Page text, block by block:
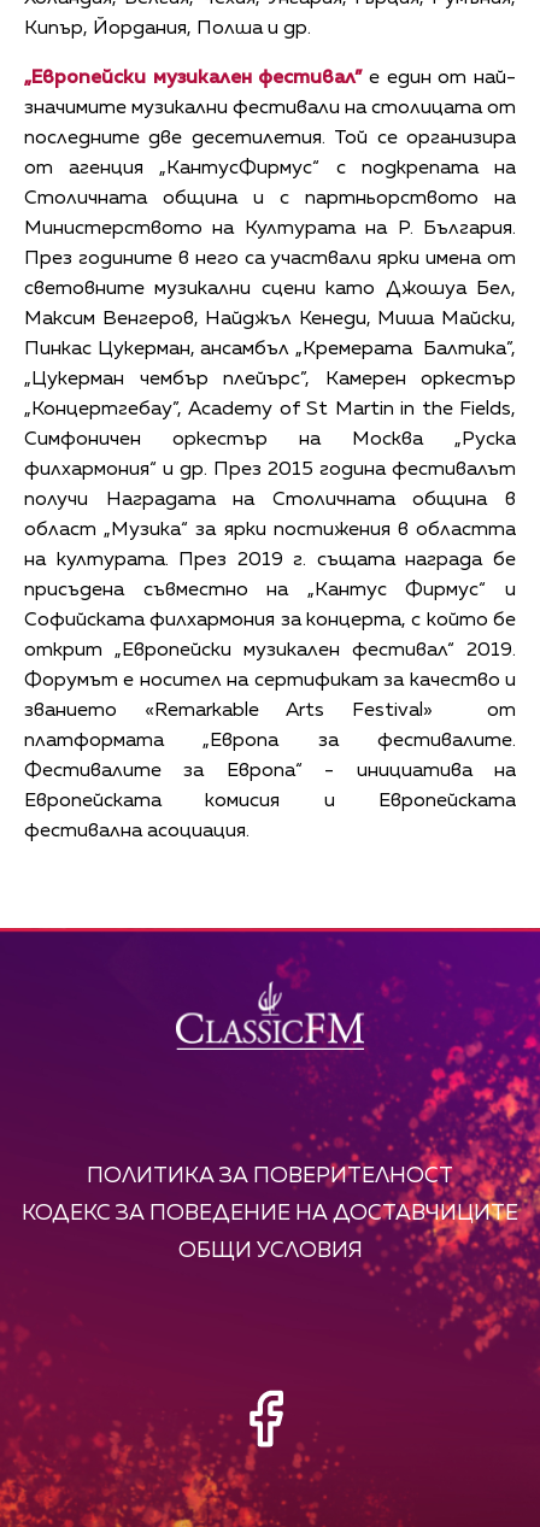
Кипър, Йордания, Полша и др.
„Европейски музикален фестивал” е един от най-
значимите музикални фестивали на столицата от
последните две десетилетия. Той се организира
от агенция „КантусФирмус“ с подкрепата на
Столичната община и с партньорството на
Министерството на Културата на Р. България.
През годините в него са участвали ярки имена от
световните музикални сцени като Джошуа Бел,
Максим Венгеров, Найджъл Кенеди, Миша Майски,
Пинкас Цукерман, ансамбъл „Кремерата Балтика”,
„Цукерман чембър плейърс”, Камерен оркестър
„Концертгебау”, Academy of St Martin in the Fields,
Симфоничен оркестър на Москва „Руска
филхармония“ и др. През 2015 година фестивалът
получи Наградата на Столичната община в
област „Музика“ за ярки постижения в областта
на културата. През 2019 г. същата награда бе
присъдена съвместно на „Кантус Фирмус“ и
Софийската филхармония за концерта, с който бе
открит „Европейски музикален фестивал“ 2019.
Форумът е носител на сертификат за качество и
званието «Remarkable Arts Festival» от
платформата „Европа за фестивалите.
Фестивалите за Европа“ - инициатива на
Европейската комисия и Европейската
фестивална асоциация.
ПОЛИТИКА ЗА ПОВЕРИТЕЛНОСТ
КОДЕКС ЗА ПОВЕДЕНИЕ НА ДОСТАВЧИЦИТЕ
ОБЩИ УСЛОВИЯ